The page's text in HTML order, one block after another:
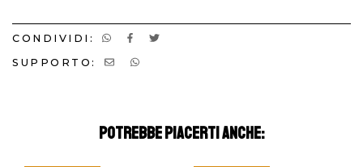
CONDIVIDI:
SUPPORTO:
POTREBBE PIACERTI ANCHE: